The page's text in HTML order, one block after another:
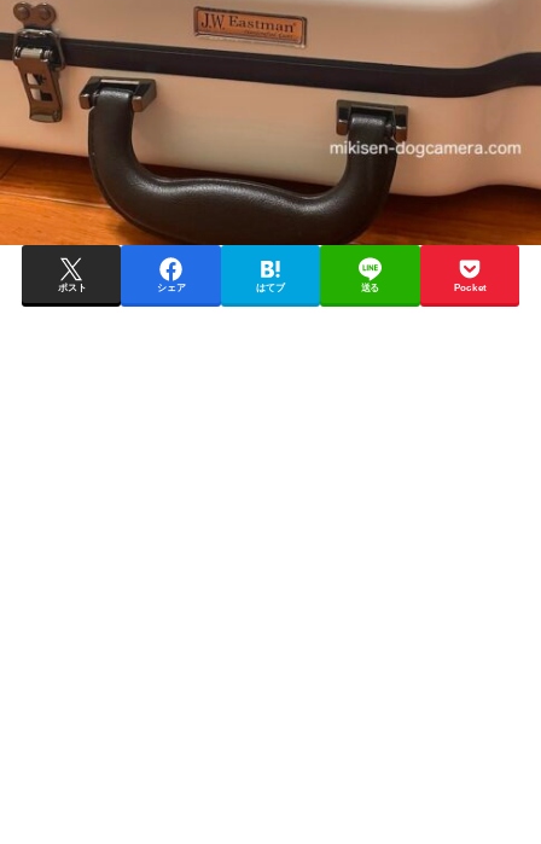
ポスト シェア はてブ 送る Pocket